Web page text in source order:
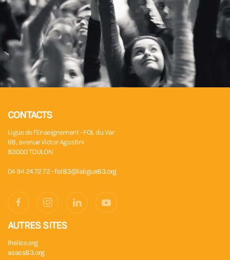
CONTACTS
Ligue de l'Enseignement - FOL du Var
68, avenue Victor Agostini
83000 TOULON
04 94 24 72 72 -fol83@laligue83.org
AUTRES SITES
lhelice.org
assos83.org